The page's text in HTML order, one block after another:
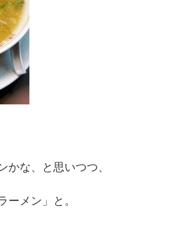
かな、と思いつつ、
ーメン」と。